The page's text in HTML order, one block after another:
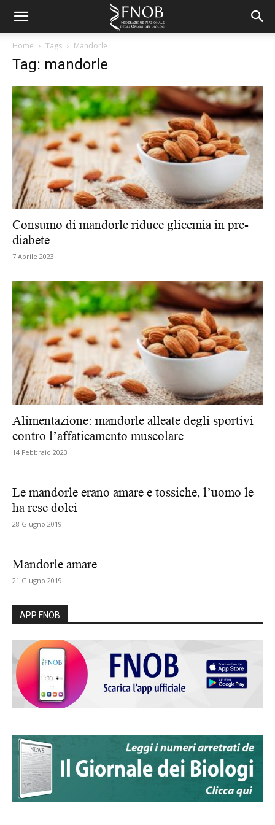
Home Tags Mandorle
Tag: mandorle
Consumo di mandorle riduce glicemia in pre-
diabete
7 Aprile 2023
Alimentazione: mandorle alleate degli sportivi
contro l’affaticamento muscolare
14 Febbraio 2023
Le mandorle erano amare e tossiche, l’uomo le
ha rese dolci
28 Giugno 2019
Mandorle amare
21 Giugno 2019
APP FNOB